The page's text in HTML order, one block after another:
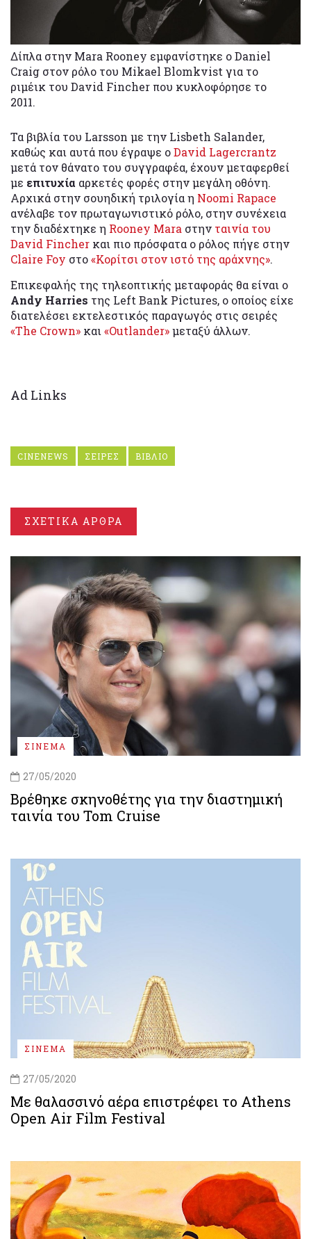
Δίπλα στην Mara Rooney εμφανίστηκε ο Daniel
Craig στον ρόλο του Mikael Blomkvist για το
ριμέικ του David Fincher που κυκλοφόρησε το
2011.
Τα βιβλία του Larsson με την Lisbeth Salander,
καθώς και αυτά που έγραψε οDavid Lagercrantz
μετά τον θάνατο του συγγραφέα, έχουν μεταφερθεί
με επιτυχία αρκετές φορές στην μεγάλη οθόνη.
Αρχικά στην σουηδική τριλογία η Noomi Rapace
ανέλαβε τον πρωταγωνιστικό ρόλο, στην συνέχεια
την διαδέχτηκε η Rooney Mara στην ταινία του
David Fincher και πιο πρόσφατα ο ρόλος πήγε στην
Claire Foy στο«Κορίτσι στον ιστό της αράχνης».
Επικεφαλής της τηλεοπτικής μεταφοράς θα είναι ο
Andy Harries της Left Bank Pictures, ο οποίος είχε
διατελέσει εκτελεστικός παραγωγός στις σειρές
«The Crown» και «Outlander»μεταξύ άλλων.
Ad Links
CINENEWS ΣΕΙΡΕΣ ΒΙΒΛΙΟ
ΣΧΕΤΙΚΑ ΑΡΘΡΑ
ΣΙΝΕΜΑ
27/05/2020
Βρέθηκε σκηνοθέτης για την διαστημική
ταινία του Tom Cruise
ΣΙΝΕΜΑ
27/05/2020
Με θαλασσινό αέρα επιστρέφει το Athens
Open Air Film Festival